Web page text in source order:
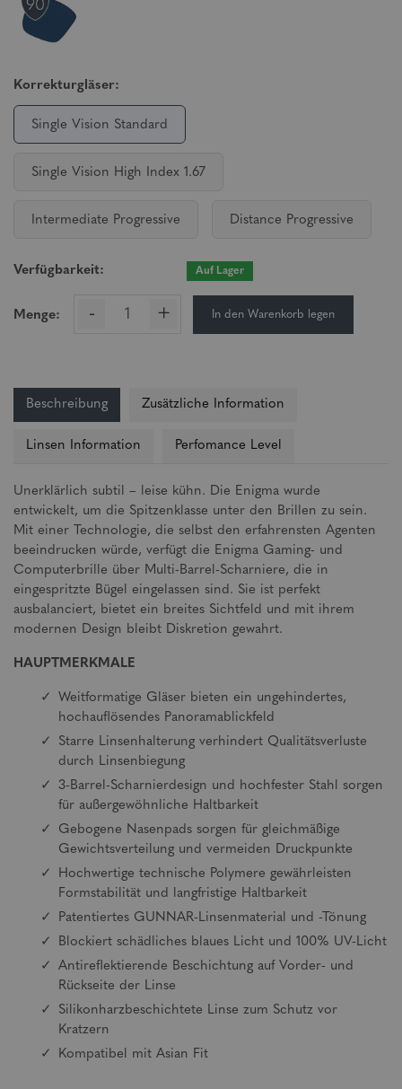
Korrekturgläser:
Single Vision Standard
Single Vision High Index 1.67
Intermediate Progressive Distance Progressive
Verfügbarkeit: Auf Lager
Menge: - + In den Warenkorb legen
Beschreibung Zusätzliche Information
Linsen Information Perfomance Level
Unerklärlich subtil – leise kühn. Die Enigma wurde
entwickelt, um die Spitzenklasse unter den Brillen zu sein.
Mit einer Technologie, die selbst den erfahrensten Agenten
beeindrucken würde, verfügt die Enigma Gaming- und
Computerbrille über Multi-Barrel-Scharniere, die in
eingespritzte Bügel eingelassen sind. Sie ist perfekt
ausbalanciert, bietet ein breites Sichtfeld und mit ihrem
modernen Design bleibt Diskretion gewahrt.
HAUPTMERKMALE
Weitformatige Gläser bieten ein ungehindertes,
hochauflösendes Panoramablickfeld
Starre Linsenhalterung verhindert Qualitätsverluste
durch Linsenbiegung
3-Barrel-Scharnierdesign und hochfester Stahl sorgen
für außergewöhnliche Haltbarkeit
Gebogene Nasenpads sorgen für gleichmäßige
Gewichtsverteilung und vermeiden Druckpunkte
Hochwertige technische Polymere gewährleisten
Formstabilität und langfristige Haltbarkeit
Patentiertes GUNNAR-Linsenmaterial und -Tönung
Blockiert schädliches blaues Licht und 100% UV-Licht
Antireflektierende Beschichtung auf Vorder- und
Rückseite der Linse
Silikonharzbeschichtete Linse zum Schutz vor
Kratzern
Kompatibel mit Asian Fit